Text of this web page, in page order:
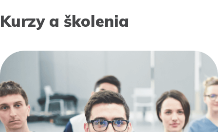
Kurzy a školenia